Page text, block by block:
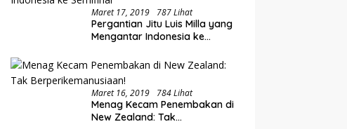
Maret 17, 2019 787 Lihat
Pergantian Jitu Luis Milla yang
Mengantar Indonesia ke
Maret 16, 2019 784 Lihat
Menag Kecam Penembakan di
New Zealand: Tak